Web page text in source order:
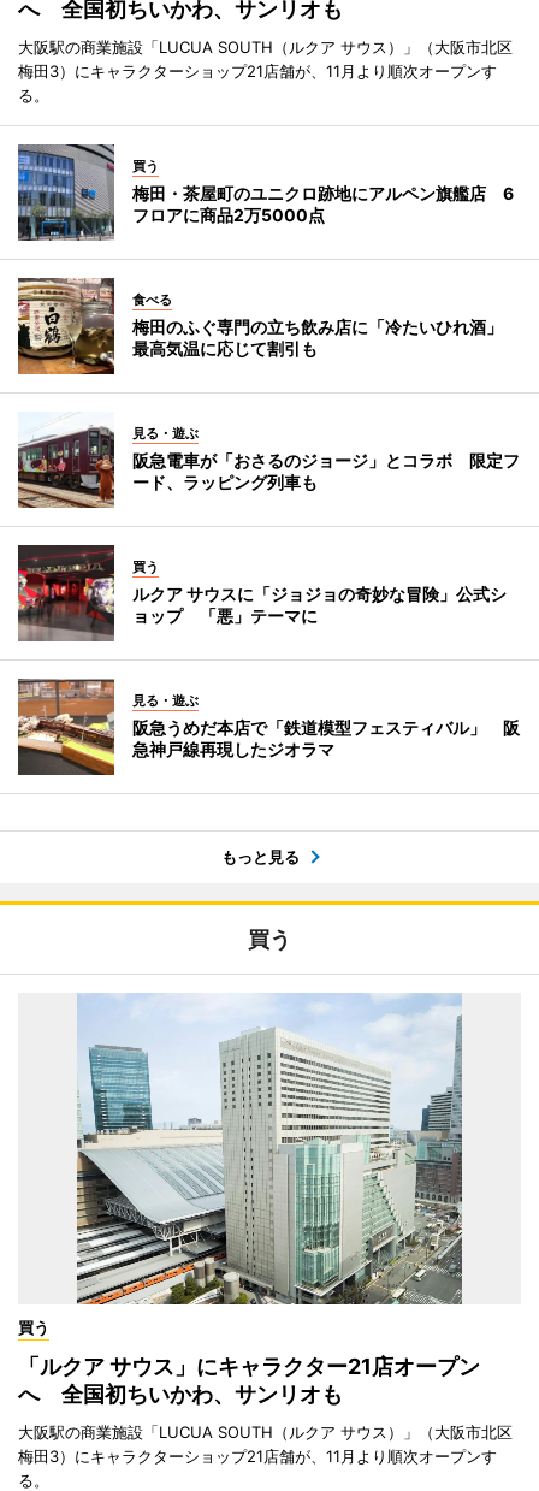
へ 全国初ちいかわ、サンリオも
大阪駅の商業施設「LUCUA SOUTH（ルクア サウス）」（大阪市北区
梅田3）にキャラクターショップ21店舗が、11月より順次オープンす
る。
買う
梅田・茶屋町のユニクロ跡地にアルペン旗艦店 6
フロアに商品2万5000点
食べる
梅田のふぐ専門の立ち飲み店に「冷たいひれ酒」
最高気温に応じて割引も
見る・遊ぶ
阪急電車が「おさるのジョージ」とコラボ 限定フ
ード、ラッピング列車も
買う
ルクア サウスに「ジョジョの奇妙な冒険」公式シ
ョップ 「悪」テーマに
見る・遊ぶ
阪急うめだ本店で「鉄道模型フェスティバル」 阪
急神戸線再現したジオラマ
もっと見る
買う
買う
「ルクア サウス」にキャラクター21店オープン
へ 全国初ちいかわ、サンリオも
大阪駅の商業施設「LUCUA SOUTH（ルクア サウス）」（大阪市北区
梅田3）にキャラクターショップ21店舗が、11月より順次オープンす
る。